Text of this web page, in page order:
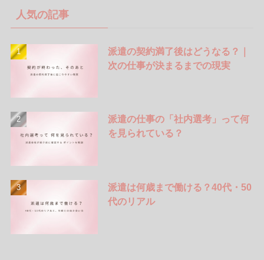
人気の記事
派遣の契約満了後はどうなる？｜
次の仕事が決まるまでの現実
派遣の仕事の「社内選考」って何
を見られている？
派遣は何歳まで働ける？40代・50
代のリアル